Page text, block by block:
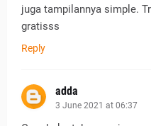
juga tampilannya simple.
gratisss
Reply
adda
3 June 2021 at 06:37